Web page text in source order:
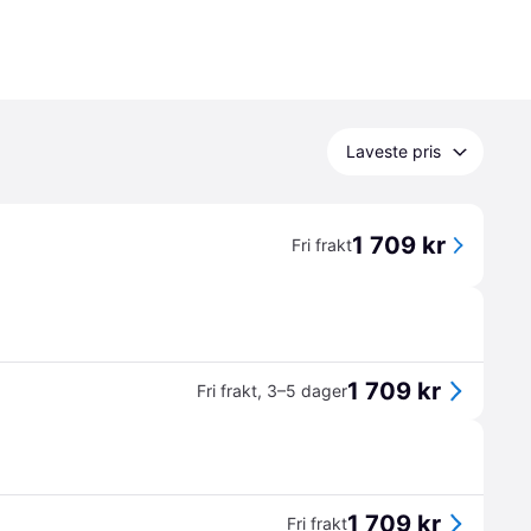
Laveste pris
Fri frakt1 709 kr
Fri frakt, 3–5 dager1 709 kr
Fri frakt1 709 kr